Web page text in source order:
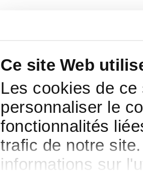
Ce site Web
Les cookies de
personnaliser le
fonctionnalités
trafic de notre
informations sur